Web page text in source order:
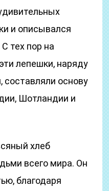
и описывался
тех пор на
лепешки, наряду
составляли основу
Шотландии и
хлеб
всего мира. Он
благодаря